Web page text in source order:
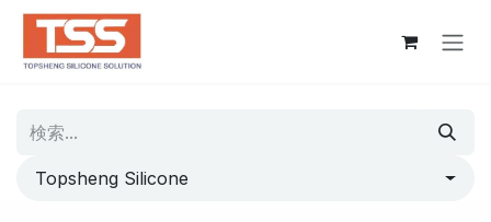
コンテンツへスキップ
Topsheng Silicone